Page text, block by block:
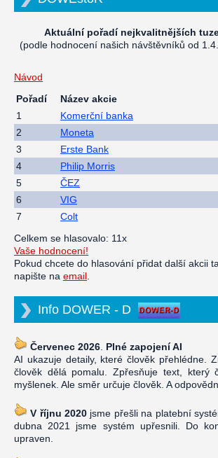
Aktuální pořadí nejkvalitnějších
(podle hodnocení našich návštěvníků od
Návod
Pořadí
Název akcie
1
Komerční banka
2
Moneta
3
Erste Bank
4
Philip Morris
5
ČEZ
6
VIG
7
Colt
Celkem se hlasovalo: 11x
Vaše hodnocení!
Pokud chcete do hlasování přidat další akcii
napište na email
Info DOWER - D
Červenec 2026 Plné zapojení AI
AI ukazuje detaily, které člověk přehlédne.
člověk dělá pomalu. Zpřesňuje text, který
myšlenek. Ale směr určuje člověk. A
V říjnu 2020 jsme přešli na platební
dubna 2021 jsme systém upřesnili. Do
upraven.